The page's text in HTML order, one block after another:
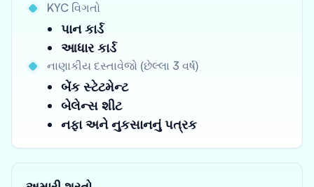
KYC વિગતો
પાન કાર્ડ
આધાર કાર્ડ
નાણાકીય દસ્તાવેજો (છેલ્લા 3 વર્ષ)
બેંક સ્ટેટમેન્ટ
બેલેન્સ શીટ
નફા અને નુકસાનનું પત્રક